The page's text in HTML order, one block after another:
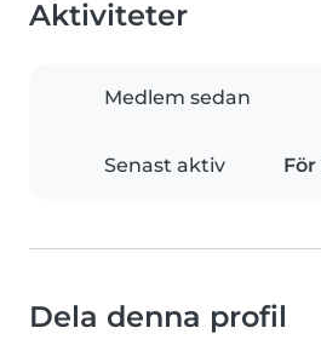
Aktiviteter
Medlem sedan
Senast aktiv
Dela denna profil